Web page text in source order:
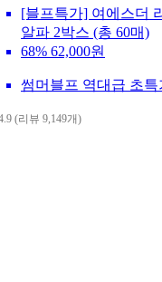
[블프특가] 여에스더
알파 2박스 (총 60매)
68% 62,000원
썸머블프 역대급 초특
(리뷰 9,149개)